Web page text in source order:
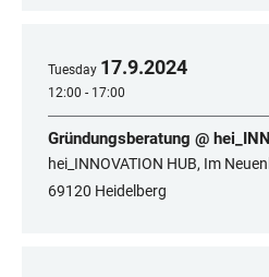
Tuesday 17.9.2024
12:00 - 17:00
Gründungsberatung @
hei_INNOVATION HUB, Im
69120 Heidelberg